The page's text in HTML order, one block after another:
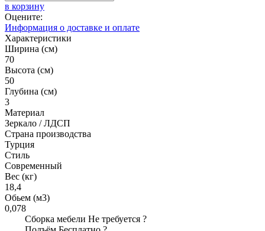
в корзину
Оцените:
Информация о доставке и оплате
Характеристики
Ширина (см)
70
Высота (см)
50
Глубина (см)
3
Материал
Зеркало / ЛДСП
Страна производства
Турция
Стиль
Современный
Вес (кг)
18,4
Обьем (м3)
0,078
Сборка мебели Не требуется ?